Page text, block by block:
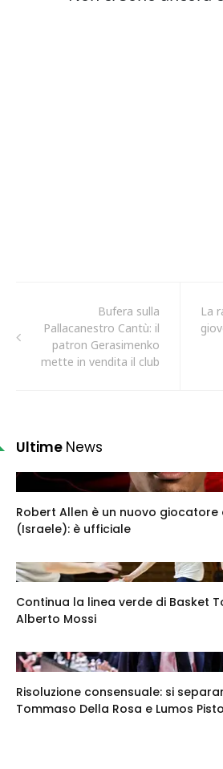
Bufera sulla
Pallacanestro Cantù: il
patron Gerasimenko
mette in vendita il club
La
Ultime News
Robert Allen è un nuovo giocatore
(Israele): è ufficiale
Continua la linea verde di Basket
Alberto Mossi
Risoluzione consensuale: si
Tommaso Della Rosa e Lumos